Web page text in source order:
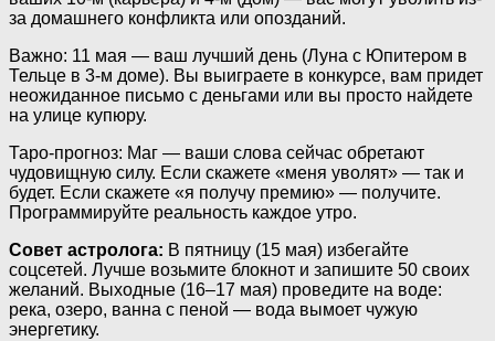
за домашнего конфликта или опозданий.
Важно: 11 мая — ваш лучший день (Луна с Юпитером в
Тельце в 3-м доме). Вы выиграете в конкурсе, вам придет
неожиданное письмо с деньгами или вы просто найдете
на улице купюру.
Таро-прогноз: Маг — ваши слова сейчас обретают
чудовищную силу. Если скажете «меня уволят» — так и
будет. Если скажете «я получу премию» — получите.
Программируйте реальность каждое утро.
Совет астролога: В пятницу (15 мая) избегайте
соцсетей. Лучше возьмите блокнот и запишите 50 своих
желаний. Выходные (16–17 мая) проведите на воде:
река, озеро, ванна с пеной — вода вымоет чужую
энергетику.